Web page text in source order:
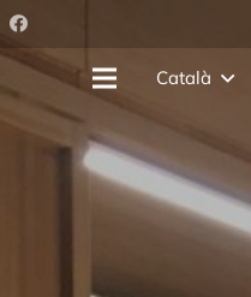
Català